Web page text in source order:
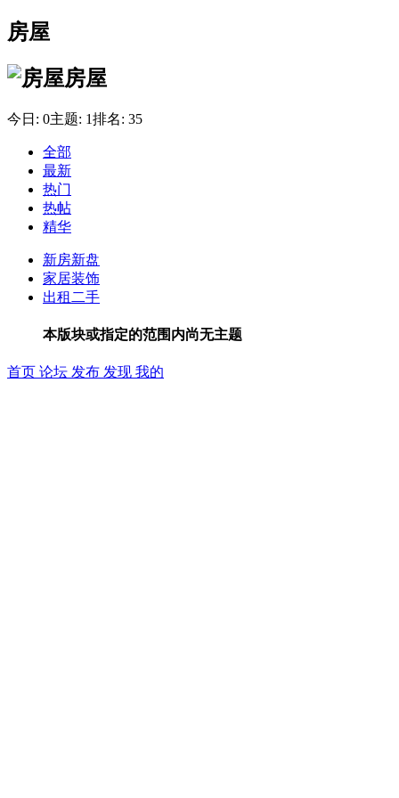
房屋
房屋
今日: 0主题: 1排名: 35
全部
最新
热门
热帖
精华
新房新盘
家居装饰
出租二手
本版块或指定的范围内尚无主题
首页 论坛 发布 发现 我的